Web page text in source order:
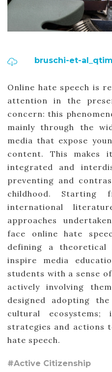
bruschi-et-
Online hate speech is
attention in the
concern: this
mainly through the
media that expose
content. This makes
integrated and
preventing and
childhood. Starting
international
approaches
face online hate
defining a
inspire media
students with a sense
actively involving
designed adopting
cultural
strategies and actions
hate speech.
#Active Citizenship